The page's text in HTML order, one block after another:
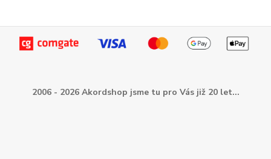
2006 - 2026 Akordshop jsme tu pro Vás již 20 let...